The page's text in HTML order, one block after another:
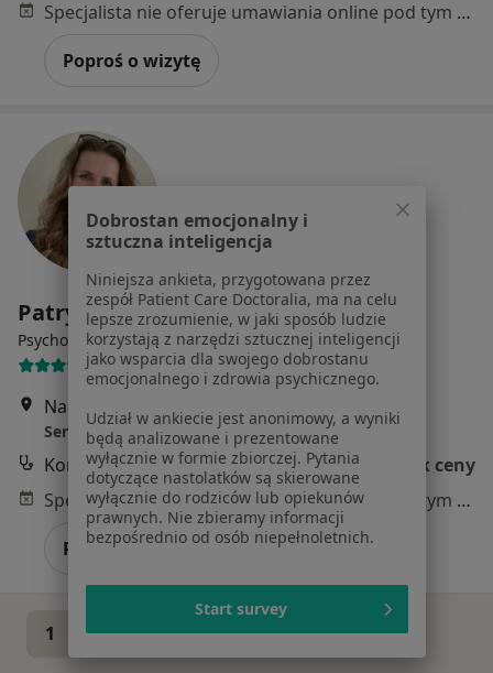
Specjalista nie oferuje umawiania online pod tym adresem.
Poproś o wizytę
Patrycja Walczyk
Psycholog dziecięcy · Więcej
10 opinii
Na Błonie 40 Mapa
Sensus Pro Medical
Konsultacja psychologiczna
Brak ceny
Specjalista nie oferuje umawiania online pod tym adresem.
Poproś o wizytę
1 2
Dobrostan emocjonalny i
sztuczna inteligencja
Niniejsza ankieta, przygotowana przez
zespół Patient Care Doctoralia, ma na celu
lepsze zrozumienie, w jaki sposób ludzie
korzystają z narzędzi sztucznej inteligencji
jako wsparcia dla swojego dobrostanu
emocjonalnego i zdrowia psychicznego.
Udział w ankiecie jest anonimowy, a wyniki
będą analizowane i prezentowane
wyłącznie w formie zbiorczej. Pytania
dotyczące nastolatków są skierowane
wyłącznie do rodziców lub opiekunów
prawnych. Nie zbieramy informacji
bezpośrednio od osób niepełnoletnich.
Start survey